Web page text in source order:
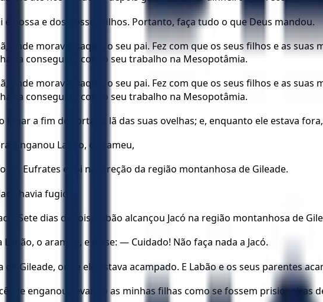
é nossa e dos nossos filhos. Portanto, faça tudo o que Deus mandou.
onde morava Isaque, o seu pai. Fez com que os seus filhos e as
conseguido com o seu trabalho na Mesopotâmia.
onde morava Isaque, o seu pai. Fez com que os seus filhos e as
conseguido com o seu trabalho na Mesopotâmia.
lugar a fim de cortar a lã das suas ovelhas; e, enquanto ele estava
enganou Labão, o arameu,
rio Eufrates e foi na direção da região montanhosa de Gileade.
havia fugido.
Sete dias depois, Labão alcançou Jacó na região montanhosa de
o arameu, e disse: — Cuidado! Não faça nada a Jacó.
de Gileade, onde ele estava acampado. E Labão e os seus parentes
me enganou, levando as minhas filhas como se fossem prisioneiras